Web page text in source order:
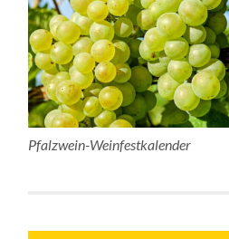
Pfalzwein-Weinfestkalender